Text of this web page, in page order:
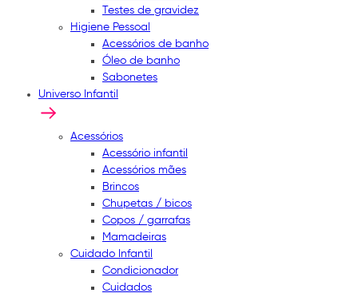
Testes de gravidez
Higiene Pessoal
Acessórios de banho
Óleo de banho
Sabonetes
Universo Infantil
Acessórios
Acessório infantil
Acessórios mães
Brincos
Chupetas / bicos
Copos / garrafas
Mamadeiras
Cuidado Infantil
Condicionador
Cuidados